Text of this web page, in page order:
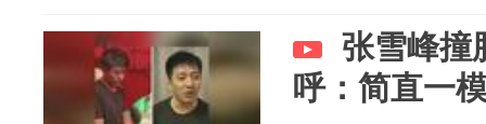
张雪峰撞
呼：简直一